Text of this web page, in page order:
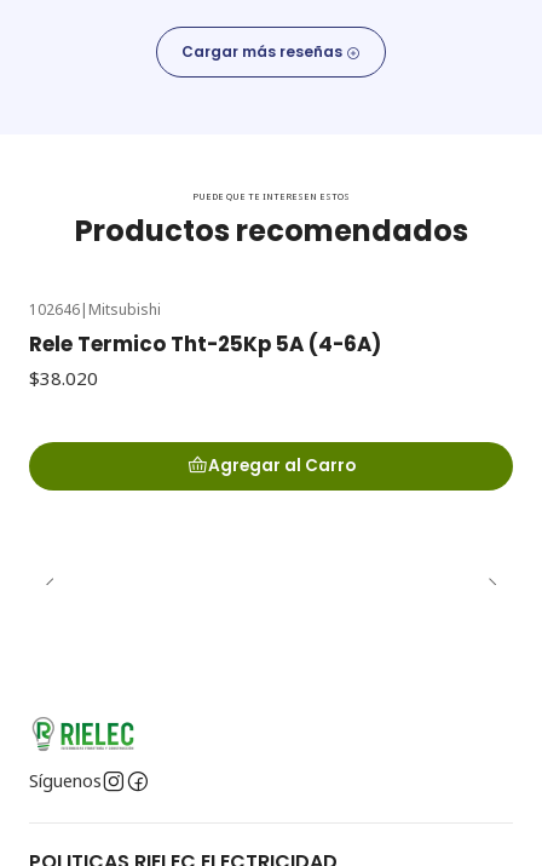
Cargar más reseñas
PUEDE QUE TE INTERESEN ESTOS
Productos recomendados
102646| Mitsubishi
Rele Termico Tht-25Kp 5A (4-6A)
$38.020
Agregar al Carro
Síguenos